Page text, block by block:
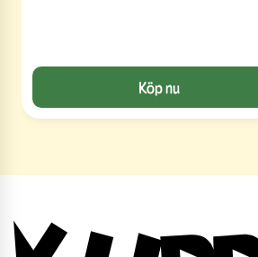
Köp nu